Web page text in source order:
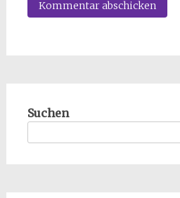
Suchen